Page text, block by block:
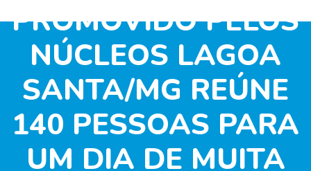
PROMOVIDO PELOS
NÚCLEOS LAGOA
SANTA/MG REÚNE
140 PESSOAS PARA
UM DIA DE MUITA